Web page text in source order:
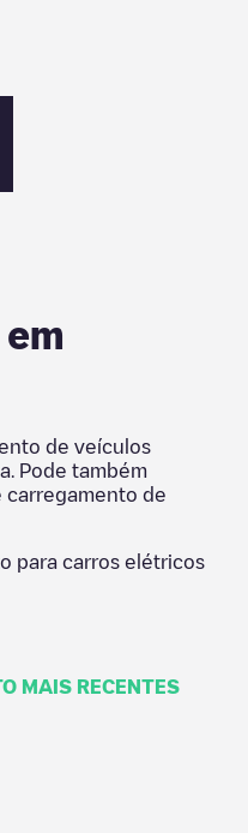
de veículos
. Pode também
carregamento de
para carros elétricos
MAIS RECENTES